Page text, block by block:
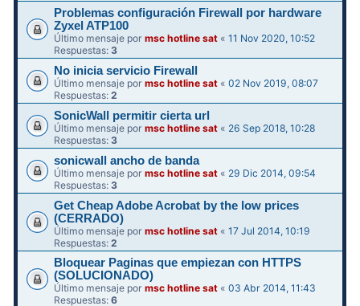
Problemas configuración Firewall por hardware
Zyxel ATP100
Último mensaje pormsc hotline sat «11 Nov 2020, 10:52
Respuestas: 3
No inicia servicio Firewall
Último mensaje pormsc hotline sat «02 Nov 2019, 08:07
Respuestas:2
SonicWall permitir cierta url
Último mensaje pormsc hotline sat « 26 Sep 2018, 10:28
Respuestas: 3
sonicwall ancho de banda
Último mensaje pormsc hotline sat « 29 Dic 2014, 09:54
Respuestas:3
Get Cheap Adobe Acrobat by the low prices
(CERRADO)
Último mensaje pormsc hotline sat «17 Jul 2014, 10:19
Respuestas:2
Bloquear Paginas que empiezan con HTTPS
(SOLUCIONADO)
Último mensaje pormsc hotline sat «03 Abr 2014, 11:43
Respuestas:6